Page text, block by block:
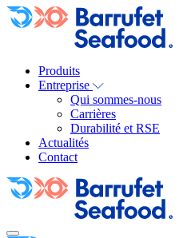
Produits
Entreprise
Qui sommes-nous
Carrières
Durabilité et RSE
Actualités
Contact